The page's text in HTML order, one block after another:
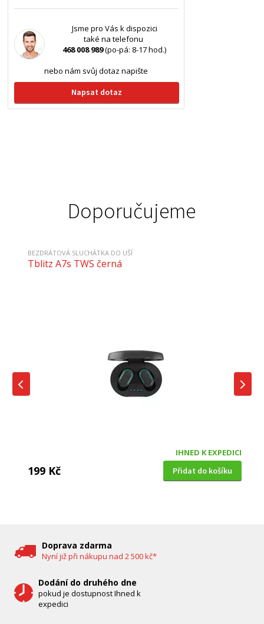
Jsme pro Vás k dispozici
také na telefonu
468 008 989(po-pá: 8-17 hod.)
nebo nám svůj dotaz napište
Napsat dotaz
Doporučujeme
BEZDRÁTOVÁ SLUCHÁTKA DO UŠÍ
Tblitz A7s TWS černá
IHNED K EXPEDICI
199 Kč Přidat do košíku
Doprava zdarma
Nyní již při nákupu nad 2 500 kč*
Dodání do druhého dne
pokud je dostupnost Ihned k
expedici